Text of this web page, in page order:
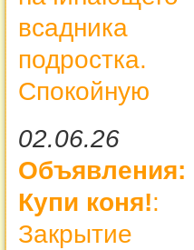
всадника
подростка.
Спокойную
02.06.26
Объявления:
Купи коня!:
Закрытие